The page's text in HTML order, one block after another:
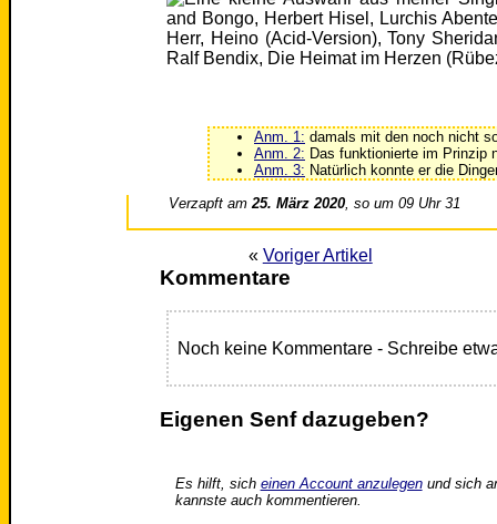
Anm. 1: damals mit den noch nicht
Anm. 2: Das funktionierte im Prinzip
Anm. 3: Natürlich konnte er die
Verzapft am25. März 2020, so um 09 Uhr 31
« Voriger Artikel
Kommentare
Noch keine Kommentare - Schreibe
Eigenen Senf dazugeben?
Es hilft, sich einen Account anzulegenund sich
kannste auch kommentieren.